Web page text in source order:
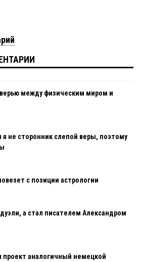
между физическим миром и
я не сторонник слепой веры, поэтому
с позиции астрологии
а стал писателем Александром
проект аналогичный немецкой